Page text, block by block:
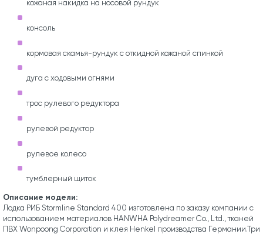
кожаная накидка на носовой рундук
консоль
кормовая скамья-рундук с откидной кожаной спинкой
дуга с ходовыми огнями
трос рулевого редуктора
рулевой редуктор
рулевое колесо
тумблерный щиток
Описание модели:
Лодка РИБ Stormline Standard 400 изготовлена по заказу компании с
использованием материалов HANWHA Polydreamer Co., Ltd., тканей
ПВХ Wonpoong Corporation и клея Henkel производства Германии.Три